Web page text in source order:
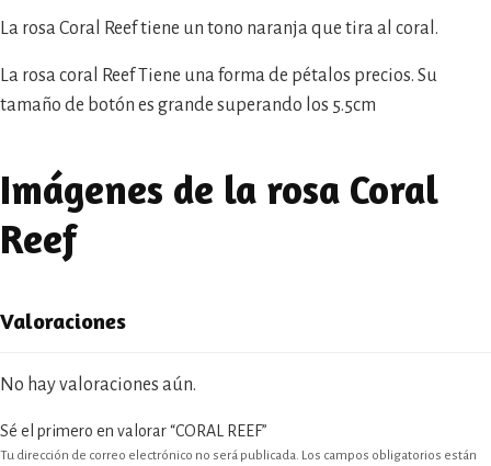
La rosa Coral Reef tiene un tono naranja que tira al coral.
La rosa coral Reef Tiene una forma de pétalos precios. Su
tamaño de botón es grande superando los 5.5cm
Imágenes de la rosa Coral
Reef
Valoraciones
No hay valoraciones aún.
Sé el primero en valorar “CORAL REEF”
Tu dirección de correo electrónico no será publicada. Los campos obligatorios están